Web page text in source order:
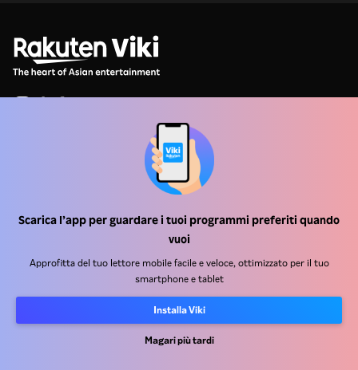
Scarica l’app per guardare i tuoi programmi preferiti quando
vuoi
Approfitta del tuo lettore mobile facile e veloce, ottimizzato per il tuo
smartphone e tablet
Installa Viki
Magari più tardi
Partner per la distribuzione
Centro stampa